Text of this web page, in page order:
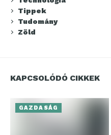
Tippek
Tudomány
Zöld
KAPCSOLÓDÓ CIKKEK
GAZDASÁG